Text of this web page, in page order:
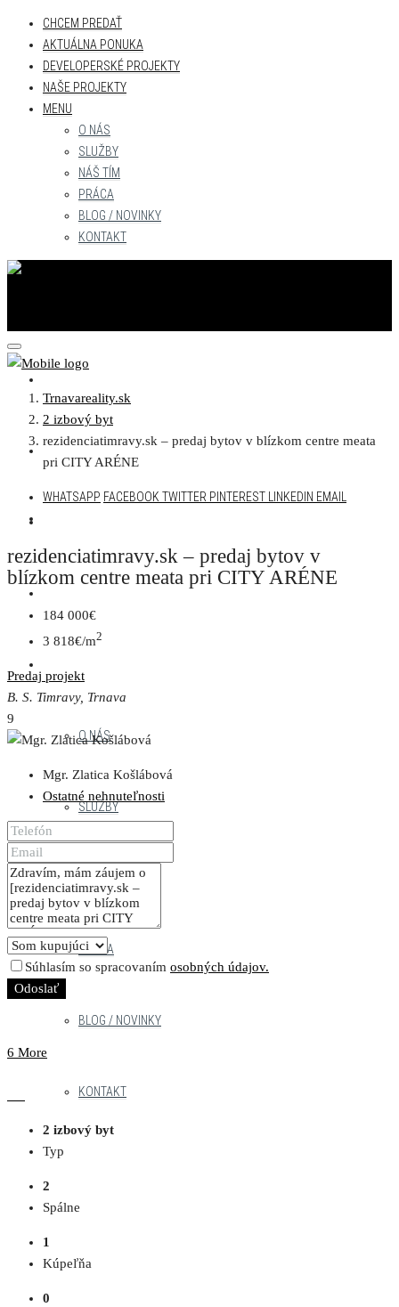
CHCEM PREDAŤ
AKTUÁLNA PONUKA
DEVELOPERSKÉ PROJEKTY
NAŠE PROJEKTY
MENU
O NÁS
SLUŽBY
NÁŠ TÍM
PRÁCA
BLOG / NOVINKY
KONTAKT
AKTUÁLNA PONUKA
O NÁS
SLUŽBY
NÁŠ TÍM
PRÁCA
BLOG / NOVINKY
KONTAKT
Trnavareality.sk
2 izbový byt
rezidenciatimravy.sk – predaj bytov v blízkom centre meata
pri CITY ARÉNE
WHATSAPP FACEBOOK TWITTER PINTEREST LINKEDIN EMAIL
rezidenciatimravy.sk – predaj bytov v
blízkom centre meata pri CITY ARÉNE
184 000€
3 818€/m2
Predaj projekt
B. S. Timravy, Trnava
9
Mgr. Zlatica Košlábová
Ostatné nehnuteľnosti
Súhlasím so spracovaním osobných údajov.
Odoslať
6 More
2 izbový byt
Typ
2
Spálne
1
Kúpeľňa
0